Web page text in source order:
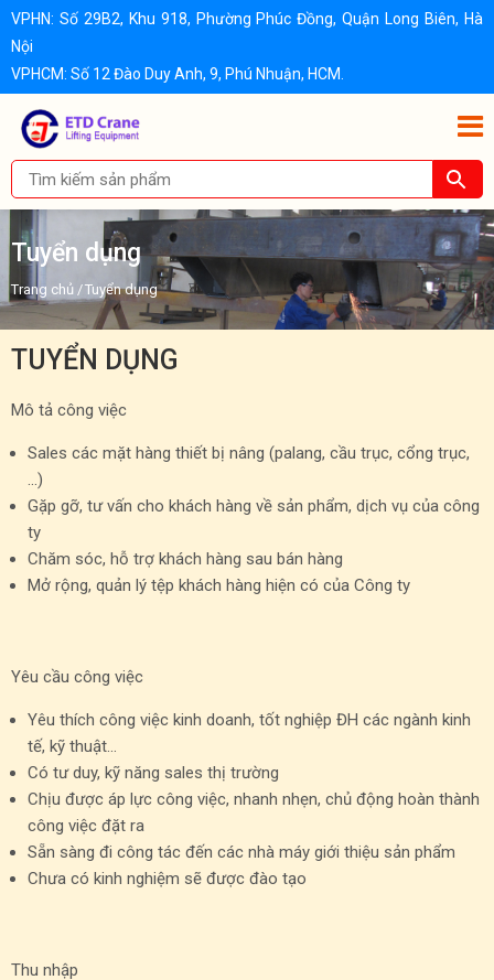
VPHN: Số 29B2, Khu 918, Phường Phúc Đồng, Quận Long Biên, Hà
Nội
VPHCM: Số 12 Đào Duy Anh, 9, Phú Nhuận, HCM.
Tuyển dụng
Trang chủ /Tuyển dụng
TUYỂN DỤNG
Mô tả công việc
Sales các mặt hàng thiết bị nâng (palang, cầu trục, cổng trục,
…)
Gặp gỡ, tư vấn cho khách hàng về sản phẩm, dịch vụ của công
ty
Chăm sóc, hỗ trợ khách hàng sau bán hàng
Mở rộng, quản lý tệp khách hàng hiện có của Công ty
Yêu cầu công việc
Yêu thích công việc kinh doanh, tốt nghiệp ĐH các ngành kinh
tế, kỹ thuật…
Có tư duy, kỹ năng sales thị trường
Chịu được áp lực công việc, nhanh nhẹn, chủ động hoàn thành
công việc đặt ra
Sẵn sàng đi công tác đến các nhà máy giới thiệu sản phẩm
Chưa có kinh nghiệm sẽ được đào tạo
Thu nhập